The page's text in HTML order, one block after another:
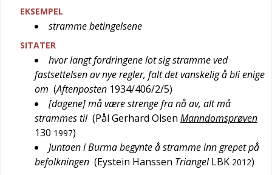
EKSEMPEL
stramme betingelsene
SITATER
hvor langt fordringene lot sig stramme ved
fastsettelsen av nye regler, falt det vanskelig å bli enige
om (Aftenposten 1934/406/2/5)
[dagene] må være strenge fra nå av, alt må
strammes til (Pål Gerhard Olsen Manndomsprøven
130 1997)
Juntaen i Burma begynte å stramme inn grepet på
befolkningen (Eystein Hanssen Triangel LBK 2012)